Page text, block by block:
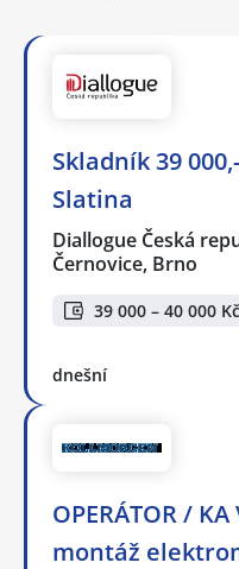
Skladník 39
Slatina
Diallogue Česká
Černovice, Brno
39 000 – 40 000 Kč
dnešní
OPERÁTOR / KA
montáž